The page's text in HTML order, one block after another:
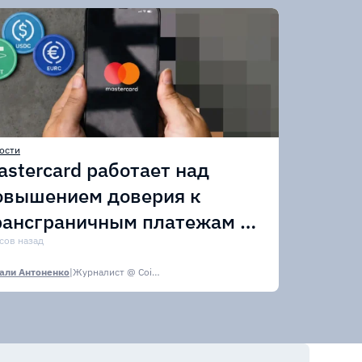
работает над
доверия к
платежам в
назад
Антоненко| Журналист @ CoinsPaid Media